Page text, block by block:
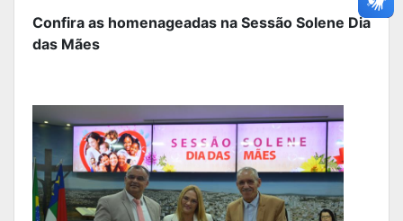
Confira as homenageadas na Sessão Solene Dia
das Mães